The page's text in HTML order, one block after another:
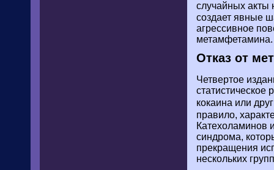
случайных акты
создает явные
агрессивное
метамфетамина.
Отказ от
Четвертое
статистическое
кокаина или
правило,
Катехоламинов
синдрома,
прекращения
нескольких